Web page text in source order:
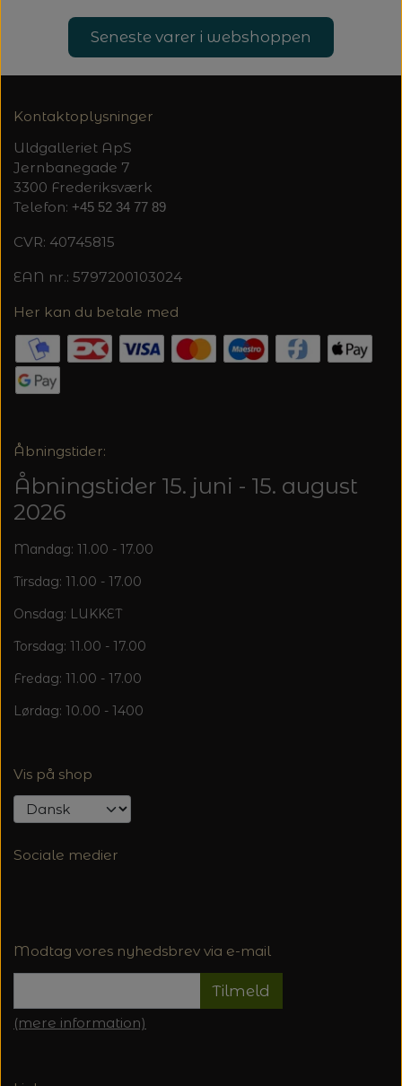
Seneste varer i webshoppen
Kontaktoplysninger
Uldgalleriet ApS
Jernbanegade 7
3300 Frederiksværk
Telefon: +45 52 34 77 89
CVR: 40745815
EAN nr.: 5797200103024
Her kan du betale med
Åbningstider:
Åbningstider 15. juni - 15. august
2026
Mandag: 11.00 - 17.00
Tirsdag: 11.00 - 17.00
Onsdag: LUKKET
Torsdag: 11.00 - 17.00
Fredag: 11.00 - 17.00
Lørdag: 10.00 - 1400
Vis på shop
Sociale medier
Modtag vores nyhedsbrev via e-mail
Tilmeld
(mere information)